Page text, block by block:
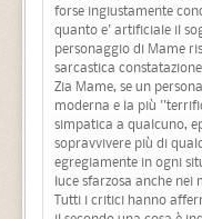
forse ingiustamente
quanto e' artificiale il
personaggio di Mame
sarcastica
Zia Mame, se un
moderna e la più
simpatica a qualcuno,
sopravvivere più di
egregiamente in ogni
luce sfarzosa anche
Tutti i critici hanno